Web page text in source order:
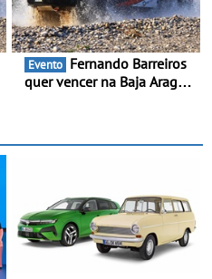
em competição
Evento
quer vencer na Baja Aragón